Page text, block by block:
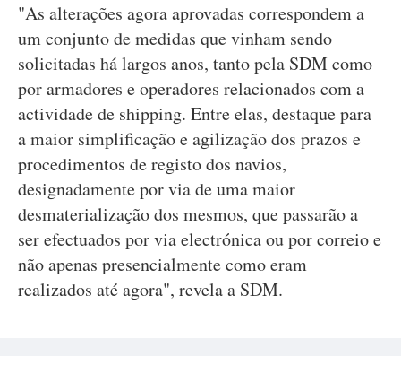
"As alterações agora aprovadas correspondem a
um conjunto de medidas que vinham sendo
solicitadas há largos anos, tanto pela SDM como
por armadores e operadores relacionados com a
actividade de shipping. Entre elas, destaque para
a maior simplificação e agilização dos prazos e
procedimentos de registo dos navios,
designadamente por via de uma maior
desmaterialização dos mesmos, que passarão a
ser efectuados por via electrónica ou por correio e
não apenas presencialmente como eram
realizados até agora", revela a SDM.